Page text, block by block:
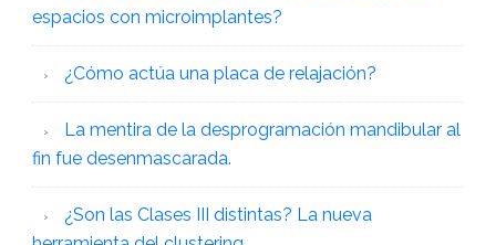
espacios con microimplantes?
¿Cómo actúa una placa de relajación?
La mentira de la desprogramación mandibular al
fin fue desenmascarada.
¿Son las Clases III distintas? La nueva